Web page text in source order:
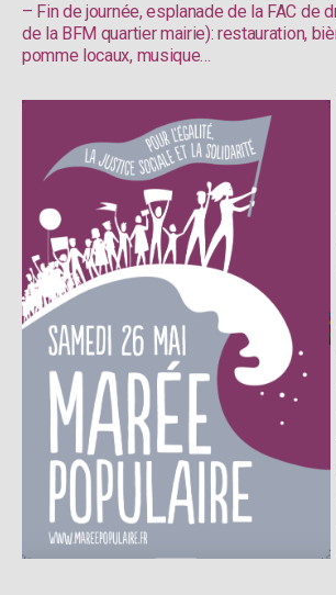
– Fin de journée, esplanade de la FAC de
de la BFM quartier mairie): restauration,
pomme locaux, musique…